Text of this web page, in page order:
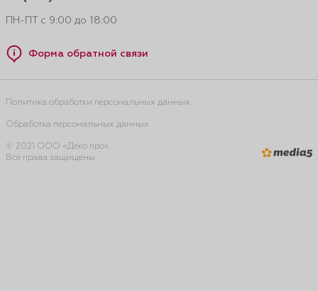
ПН-ПТ с 9:00 до 18:00
Форма обратной связи
Политика обработки персональных данных
Обработка персональных данных
© 2021 ООО «Деко про».
Все права защищены.